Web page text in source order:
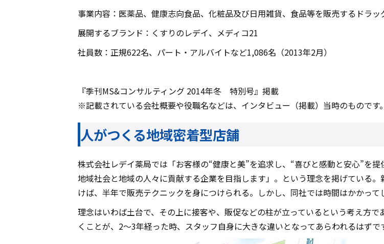
事業内容：医薬品、健康志向食品、化粧品及び日用雑貨、食品等を販売するドラ
展開するブランド：くすりのレデイ、メディコ21
社員数：正規622名、パート・アルバイトなど1,086名（2013年2月）
『季刊MS&コンサルティング 2014年冬 特別号』掲載
※記載されている会社概要や役職名などは、インタビュー（掲載）当時のものです
人がつくる地域密着型店舗
株式会社レデイ薬局では「お客様の“健康と美”を追求し、“喜びと感動と安心”を
地域社会と地域の人々に貢献する企業を目指します」。という理念を掲げている
けば、半年で販売テクニックを身につけられる。しかし、同社では時間はかかっ
理念はいわば土台で、その上に接客や、販促などの柱が立っているという考え方
くことが、2～3年経った時、スタッフ自身に大きな違いとなってあらわれるはずで